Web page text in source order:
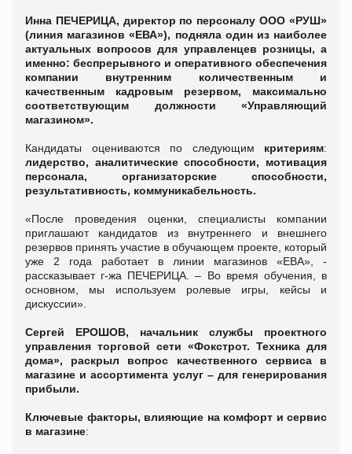
Инна ПЕЧЕРИЦА, директор по персоналу ООО «РУШ»
(линия магазинов «ЕВА»), подняла один из наиболее
актуальных вопросов для управленцев розницы, а
именно: беспрерывного и оперативного обеспечения
компании внутренним количественным и
качественным кадровым резервом, максимально
соответствующим должности «Управляющий
магазином».
Кандидаты оцениваются по следующим критериям:
лидерство, аналитические способности, мотивация
персонала, организаторские способности,
результативность, коммуникабельность.
«После проведения оценки, специалисты компании
приглашают кандидатов из внутреннего и внешнего
резервов принять участие в обучающем проекте, который
уже 2 года работает в линии магазинов «ЕВА», -
рассказывает г-жа ПЕЧЕРИЦА. – Во время обучения, в
основном, мы используем ролевые игры, кейсы и
дискуссии».
Сергей ЕРОШОВ, начальник службы проектного
управления торговой сети «Фокстрот. Техника для
дома», раскрыл вопрос качественного сервиса в
магазине и ассортимента услуг – для генерирования
прибыли.
Ключевые факторы, влияющие на комфорт и сервис
в магазине: